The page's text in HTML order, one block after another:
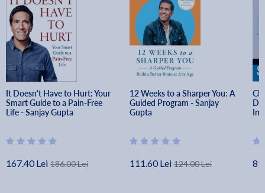
It Doesn't Have to Hurt: Your
Smart Guide to a Pain-Free
Life - Sanjay Gupta
167.40 Lei 186.00 Lei
12 Weeks to a Sharper You: A
Guided Program - Sanjay
Gupta
111.60 Lei 124.00 Lei